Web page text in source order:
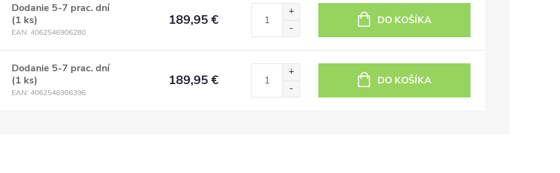
Dodanie 5-7 prac. dní
(1 ks)
EAN: 4062546906280
189,95 € DO KOŠÍKA
Dodanie 5-7 prac. dní
(1 ks)
EAN: 4062546906396
189,95 € DO KOŠÍKA